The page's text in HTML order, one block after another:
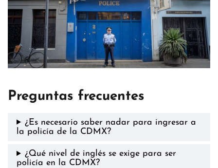
Preguntas frecuentes
¿Es necesario saber nadar para ingresar a
la policía de la CDMX?
¿Qué nivel de inglés se exige para ser
policía en la CDMX?